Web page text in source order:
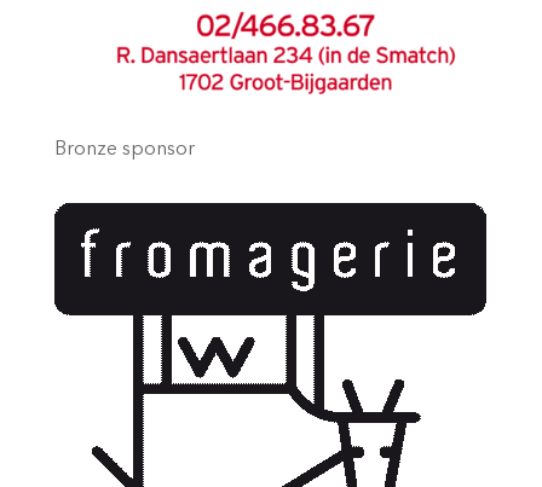
Bronze sponsor